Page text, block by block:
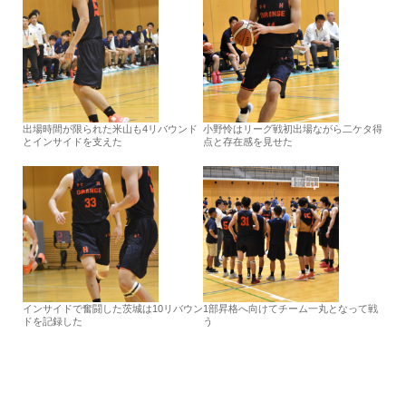
出場時間が限られた米山も4リバウンド
とインサイドを支えた
小野怜はリーグ戦初出場ながら二ケタ得
点と存在感を見せた
インサイドで奮闘した茨城は10リバウン
ドを記録した
1部昇格へ向けてチーム一丸となって戦
う